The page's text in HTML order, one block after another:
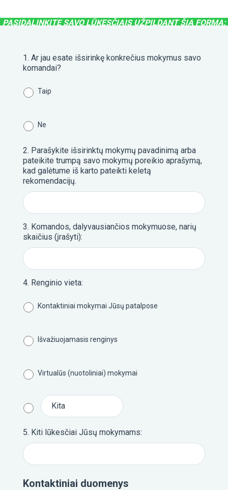
MOKYMŲ
2
KALVĖ
3
4
PASIDALINKITE SAVO LŪKESČIAIS UŽPILDANT ŠIĄ FORMĄ:
1. Ar jau esate išsirinkę konkrečius mokymus savo
komandai?
Taip
Ne
2. Parašykite išsirinktų mokymų pavadinimą arba
pateikite trumpą savo mokymų poreikio aprašymą,
kad galėtume iš karto pateikti keletą
rekomendacijų.
3. Komandos, dalyvausiančios mokymuose, narių
skaičius (įrašyti):
4. Renginio vieta:
Kontaktiniai mokymai Jūsų patalpose
Išvažiuojamasis renginys
Virtualūs (nuotoliniai) mokymai
5. Kiti lūkesčiai Jūsų mokymams:
Kontaktiniai duomenys